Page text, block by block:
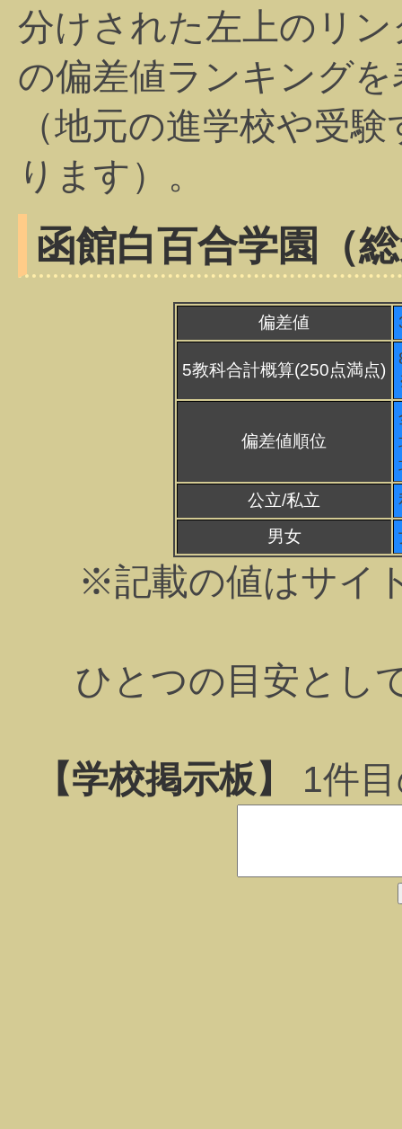
分けされた左上のリ
の偏差値ランキング
（地元の進学校や受
ります）。
函館白百合学園（
偏差値
5教科合計概算(250点満点)
偏差値順位
公立/私立
男女
※記載の値はサイ
ひとつの目安とし
【学校掲示板】 1件